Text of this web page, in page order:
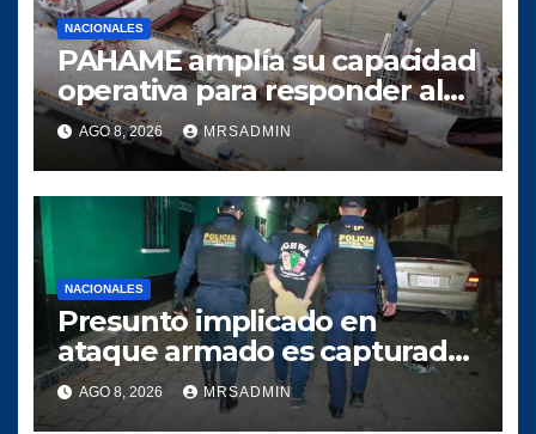
NACIONALES
PAHAME amplía su capacidad
operativa para responder al
crecimiento del comercio
marítimo
AGO 8, 2026 MRSADMIN
NACIONALES
Presunto implicado en
ataque armado es capturado
tras persecución policial en
Villa Nueva
AGO 8, 2026 MRSADMIN